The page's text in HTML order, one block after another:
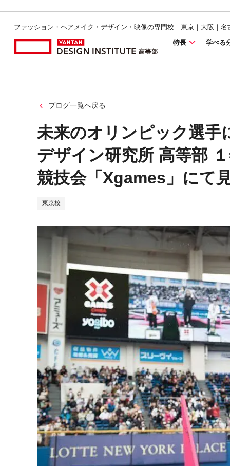
ファッション・ヘアメイク・デザイン・映像の専門校 東京｜大阪｜名
特長
学べる
ブログ一覧へ戻る
未来のオリンピック選手
デザイン研究所 高等部
競技会「Xgames」にて
東京校